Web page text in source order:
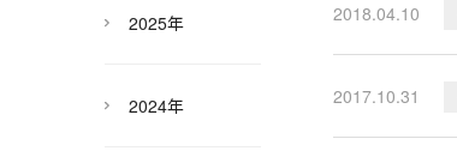
2025年
2024年
2018.04.10
2017.10.31